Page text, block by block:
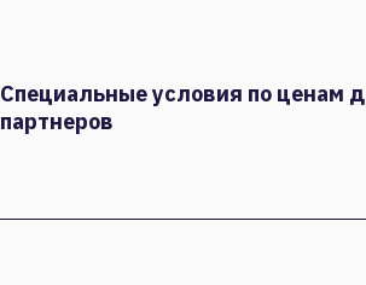
Специальные условия по ценам
партнеров